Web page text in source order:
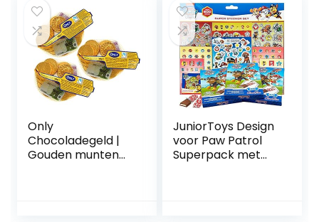
Only
Chocoladegeld |
Gouden munten
JuniorToys Design
voor Paw Patrol
Superpack met